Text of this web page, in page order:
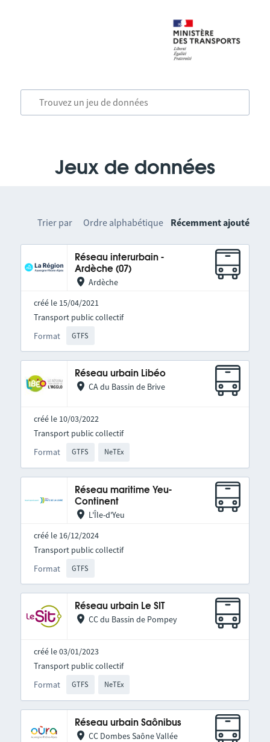
Jeux de données
Trier par Ordre alphabétique Récemment ajouté
Réseau interurbain -
Ardèche (07)
Ardèche
créé le 15/04/2021
Format GTFS
Transport public collectif
Réseau urbain Libéo
CA du Bassin de Brive
créé le 10/03/2022
Format GTFS NeTEx
Transport public collectif
Réseau maritime Yeu-
Continent
L'Île-d'Yeu
créé le 16/12/2024
Format GTFS
Transport public collectif
Réseau urbain Le SIT
CC du Bassin de Pompey
créé le 03/01/2023
Format GTFS NeTEx
Transport public collectif
Réseau urbain Saônibus
CC Dombes Saône Vallée